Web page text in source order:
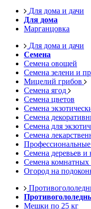
Для дома и дачи
Для дома
Марганцовка
Для дома и дачи
Семена
Семена овощей
Семена зелени и
Мицелий грибов
Семена ягод
Семена цветов
Семена
Семена
Семена для
Семена
Профессиональные
Семена деревьев и
Семена комнатных
Огород на
Мешки по 25 кг